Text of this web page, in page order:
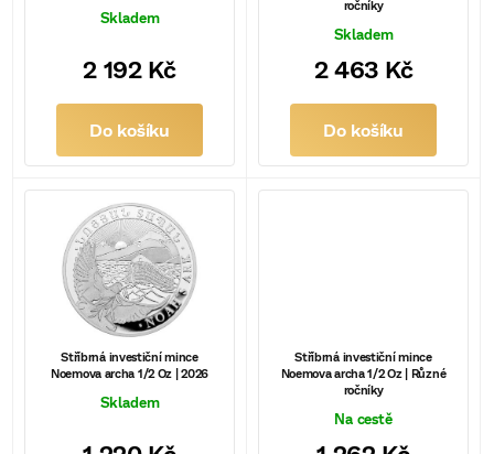
u
k
Skladem
2 192 Kč
Do košíku
ročníky
Skladem
2 463 Kč
Do košíku
Stříbrná investiční mince
Noemova archa 1/2 Oz | 2026
Skladem
Stříbrná investiční mince
Noemova archa 1/2 Oz | Různé
ročníky
Na cestě